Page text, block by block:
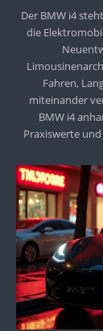
Der BMW i4
die
Fahren,
miteinander
BMW i4
Praxiswerte